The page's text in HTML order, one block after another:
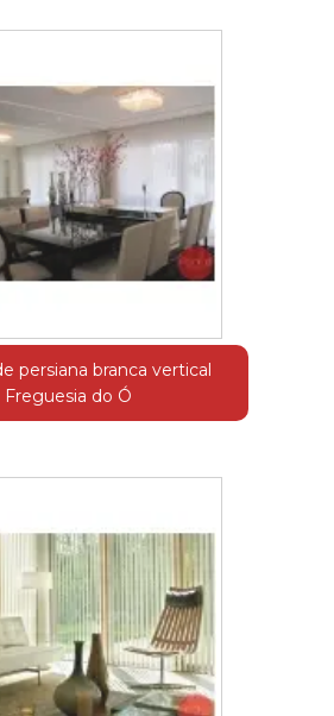
persiana branca vertical
Freguesia do Ó